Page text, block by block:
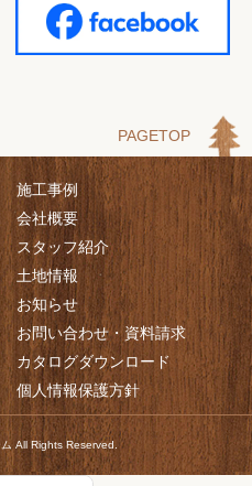
PAGETOP
施工事例
会社概要
スタッフ紹介
土地情報
お知らせ
お問い合わせ・資料請求
カタログダウンロード
個人情報保護方針
All Rights Reserved.